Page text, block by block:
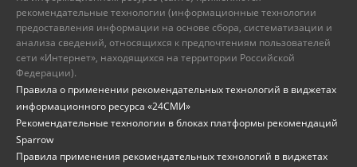
рекомендательные технологии (информационные технологии
предоставления информации на основе сбора, систематизации и
анализа сведений, относящихся к предпочтениям пользователей
сети «Интернет», находящихся на территории Российской
Федерации).
Правила о применении рекомендательных технологий в виджетах
информационного ресурса «24СМИ»
Рекомендательные технологии в блоках платформы рекомендаций
Sparrow
Правила применения рекомендательных технологий в виджетах